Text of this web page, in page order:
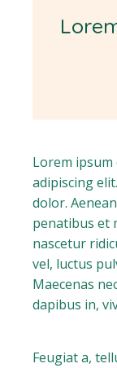
Lorem
adipiscing
dolor.
penatibus et
nascetur
vel, luctus
Maecenas
dapibus in,
Feugiat a,